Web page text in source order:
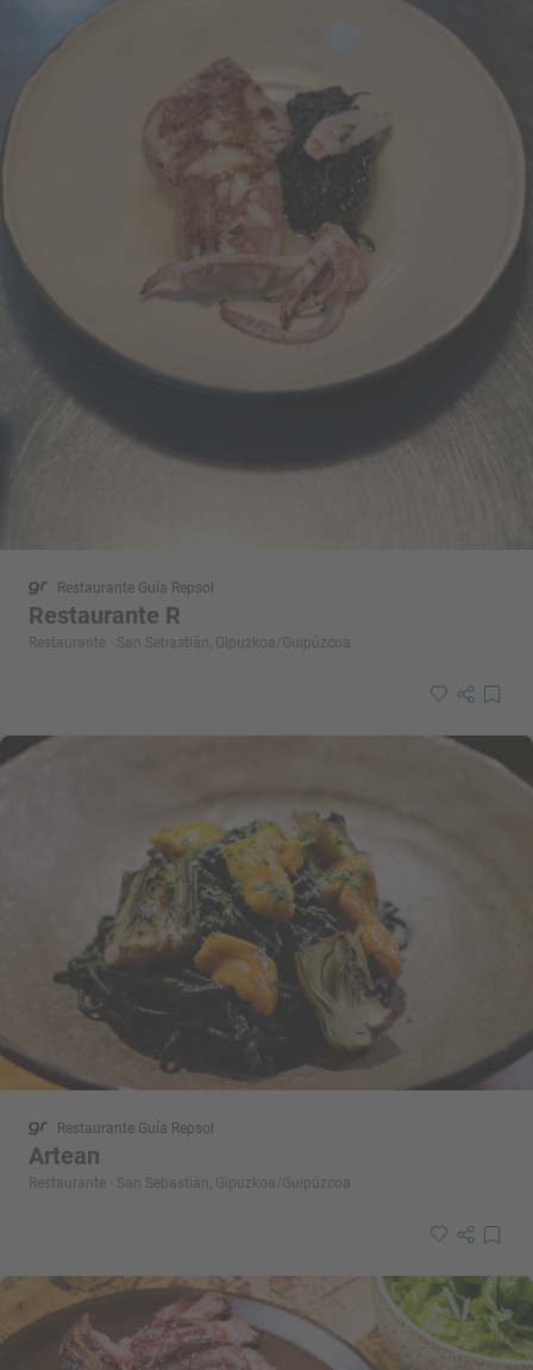
Restaurante Guía Repsol
Restaurante R
Restaurante · San Sebastián, Gipuzkoa/Guipúzcoa
Restaurante Guía Repsol
Artean
Restaurante · San Sebastián, Gipuzkoa/Guipúzcoa